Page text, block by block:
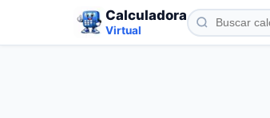
Calculadora
Virtual